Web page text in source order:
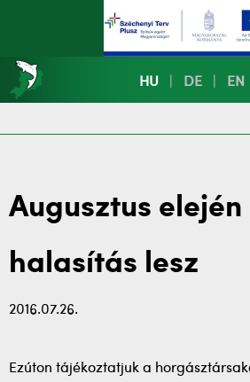
HU DE EN
Augusztus elején
halasítás lesz
2016.07.26.
Ezúton tájékoztatjuk a